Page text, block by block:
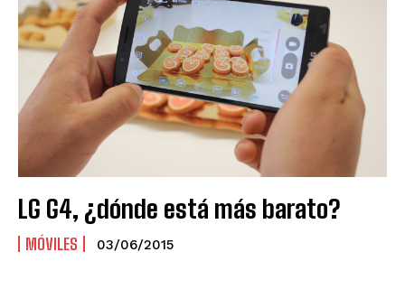
LG G4, ¿dónde está más barato?
MÓVILES 03/06/2015